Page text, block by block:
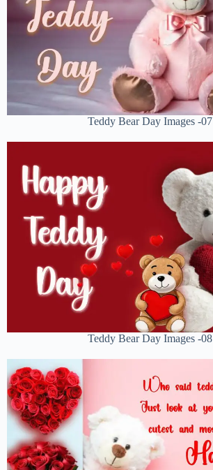
Teddy Bear Day Images -07
Teddy Bear Day Images -08